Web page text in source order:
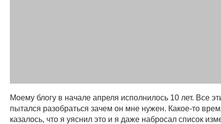
Моему блогу в начале апреля исполнилось 10 лет. Все
пытался разобраться зачем он мне нужен. Какое-то
казалось, что я уяснил это и я даже набросал список